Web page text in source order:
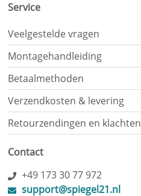
Service
Veelgestelde vragen
Montagehandleiding
Betaalmethoden
Verzendkosten & levering
Retourzendingen en klachten
Contact
+49 173 30 77 972
support@spiegel21.nl